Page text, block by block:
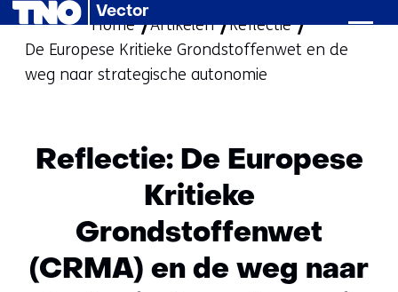
Ga
naar
de
Vector
Home
Artikelen
Reflectie
De Europese Kritieke Grondstoffenwet en de
weg naar strategische autonomie
Reflectie: De Europese
Kritieke
Grondstoffenwet
(CRMA) en de weg naar